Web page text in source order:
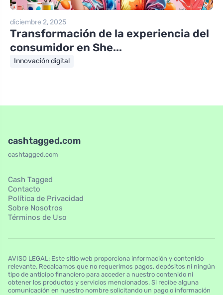
diciembre 2, 2025
Transformación de la experiencia del
consumidor en She...
Innovación digital
cashtagged.com
cashtagged.com
Cash Tagged
Contacto
Política de Privacidad
Sobre Nosotros
Términos de Uso
AVISO LEGAL: Este sitio web proporciona información y contenido
relevante. Recalcamos que no requerimos pagos, depósitos ni ningún
tipo de anticipo financiero para acceder a nuestro contenido ni
obtener los productos y servicios mencionados. Si recibe alguna
comunicación en nuestro nombre solicitando un pago o información